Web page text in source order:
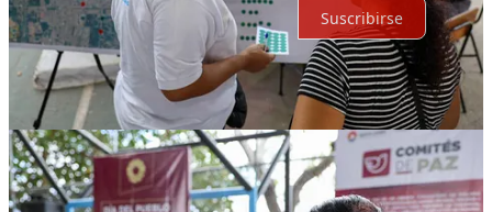
Suscribirse
© 2026 Expediente Quintana Roo·Privacidad∙Términos
Aviso
de recolección
Crea tu Substack
Descargar la app
Substackes el hogar de la gran cultura